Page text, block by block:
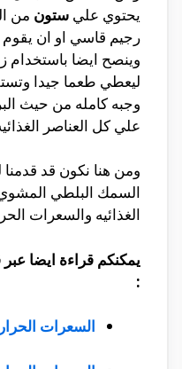
يحتوي علي ستون من
رجيم قاسي او ان
وينصح ايضا باستخدام
ليعطي طعما جيدا
وجبه كامله من حيث
علي كل العناصر
ومن هنا نكون قد
السمك البلطي
الغذائيه والسعرات
يمكنكم قراءة ايضا
:
السعرات